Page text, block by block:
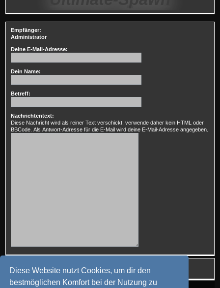
Diese Website nutzt Cookies, um dir den
bestmöglichen Komfort bei der Nutzung zu
Empfänger:
Administrator
Deine E-Mail-Adresse:
Dein Name:
Betreff:
Nachrichtentext:
Diese Nachricht wird als reiner Text verschickt, verwende daher kein HTML oder
BBCode. Als Antwort-Adresse für die E-Mail wird deine E-Mail-Adresse angegeben.